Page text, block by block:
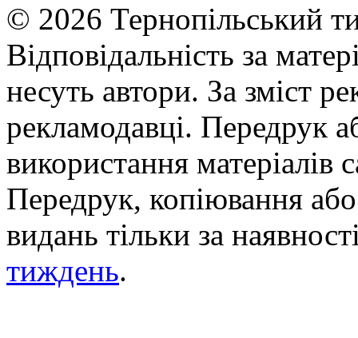
© 2026 Тернопільський
Відповідальність за
несуть автори. За зміст
рекламодавці. Передрук
використання матеріалів
Передрук, копіювання
видань тільки за
тиждень.